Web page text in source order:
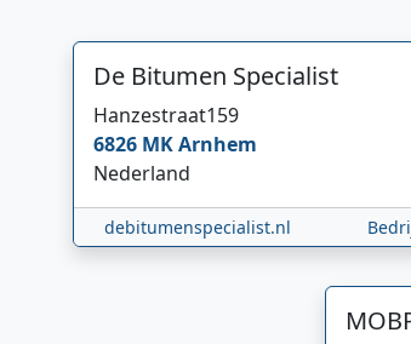
De Bitumen Specialist
Hanzestraat159
6826 MKArnhem
Nederland
debitumenspecialist.nl